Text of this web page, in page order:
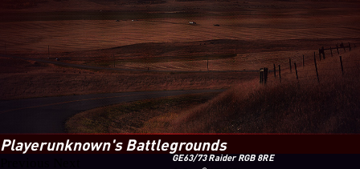
GE63/73 Raider RGB 8RE
Playerunknown's Battlegrounds